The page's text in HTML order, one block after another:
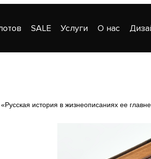
SALE Услуги О нас
«Русская история в жизнеописаниях ее